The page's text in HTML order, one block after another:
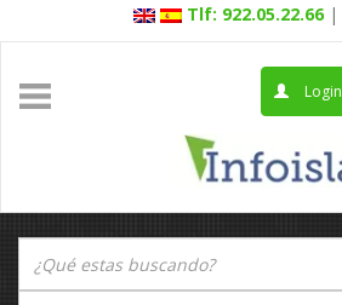
Tlf: 922.05.22.66 |
Login